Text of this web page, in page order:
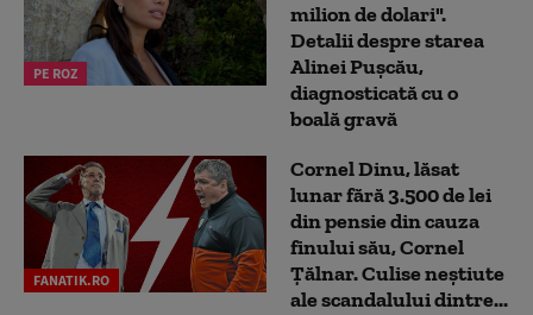
PE ROZ
milion de dolari".
Detalii despre starea
Alinei Pușcău,
diagnosticată cu o
boală gravă
FANATIK.RO
Cornel Dinu, lăsat
lunar fără 3.500 de lei
din pensie din cauza
finului său, Cornel
Țălnar. Culise neștiute
ale scandalului dintre...